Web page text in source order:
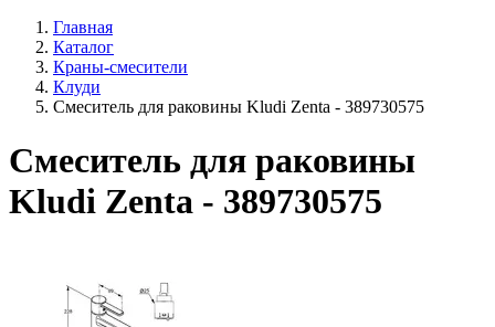
Главная
Каталог
Краны-смесители
Клуди
Смеситель для раковины Kludi Zenta - 389730575
Смеситель для раковины
Kludi Zenta - 389730575